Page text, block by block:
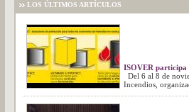
LOS ÚLTIMOS ARTÍCULOS
ISOVER participa
Del 6 al 8 de
Incendios,